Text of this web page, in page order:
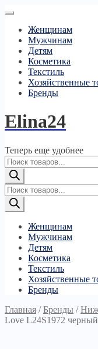
Женщинам
Мужчинам
Детям
Косметика
Текстиль
Хозяйственные
Бренды
Elina24
Теперь еще удобнее
Поиск
товаров
Поиск
товаров
Женщинам
Мужчинам
Детям
Косметика
Текстиль
Хозяйственные
Бренды
Главная /Бренды /
Love L24S1972 черный